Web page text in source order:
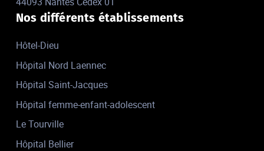
Nos différents établissements
Hôtel-Dieu
Hôpital Nord Laennec
Hôpital Saint-Jacques
Hôpital femme-enfant-adolescent
Le Tourville
Hôpital Bellier